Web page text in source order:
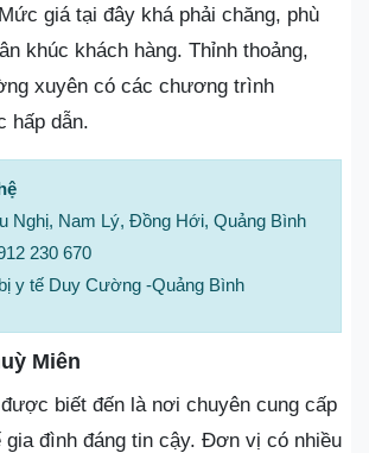
giá tại đây khá phải chăng, phù
khúc khách hàng. Thỉnh thoảng,
xuyên có các chương trình
hấp dẫn.
Nghị, Nam Lý, Đồng Hới, Quảng Bình
230 670
y tế Duy Cường -Quảng Bình
Miên
biết đến là nơi chuyên cung cấp
đình đáng tin cậy. Đơn vị có nhiều